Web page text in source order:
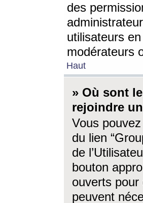
des
utilisateurs
modérateurs
Haut
» Où sont
rejoindre
Vous
du lien
de
bouton
ouverts pour
peuvent